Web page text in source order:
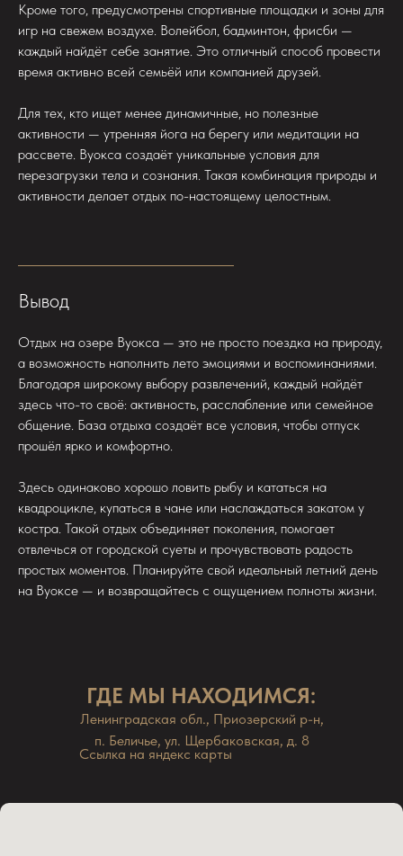
Кроме того, предусмотрены спортивные площадки и зоны для
игр на свежем воздухе. Волейбол, бадминтон, фрисби —
каждый найдёт себе занятие. Это отличный способ провести
время активно всей семьёй или компанией друзей.
Для тех, кто ищет менее динамичные, но полезные
активности — утренняя йога на берегу или медитации на
рассвете. Вуокса создаёт уникальные условия для
перезагрузки тела и сознания. Такая комбинация природы и
активности делает отдых по-настоящему целостным.
Вывод
Отдых на озере Вуокса — это не просто поездка на природу,
а возможность наполнить лето эмоциями и воспоминаниями.
Благодаря широкому выбору развлечений, каждый найдёт
здесь что-то своё: активность, расслабление или семейное
общение. База отдыха создаёт все условия, чтобы отпуск
прошёл ярко и комфортно.
Здесь одинаково хорошо ловить рыбу и кататься на
квадроцикле, купаться в чане или наслаждаться закатом у
костра. Такой отдых объединяет поколения, помогает
отвлечься от городской суеты и прочувствовать радость
простых моментов. Планируйте свой идеальный летний день
на Вуоксе — и возвращайтесь с ощущением полноты жизни.
ГДЕ МЫ НАХОДИМСЯ:
Ссылка на яндекс карты
Ленинградская обл., Приозерский р-н,
п. Беличье, ул. Щербаковская, д. 8